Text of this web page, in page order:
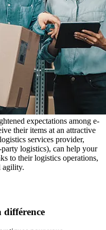
expectations among e-
their items at an attractive
services provider,
logistics), can help your
to their logistics operations,
agility.
différence